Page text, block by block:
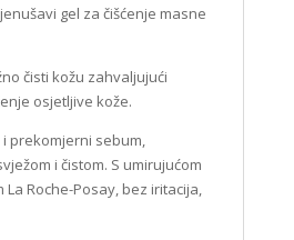
gel za čišćenje masne
čisti kožu zahvaljujući
osjetljive kože.
prekomjerni sebum,
i čistom. S umirujućom
Roche-Posay, bez iritacija,